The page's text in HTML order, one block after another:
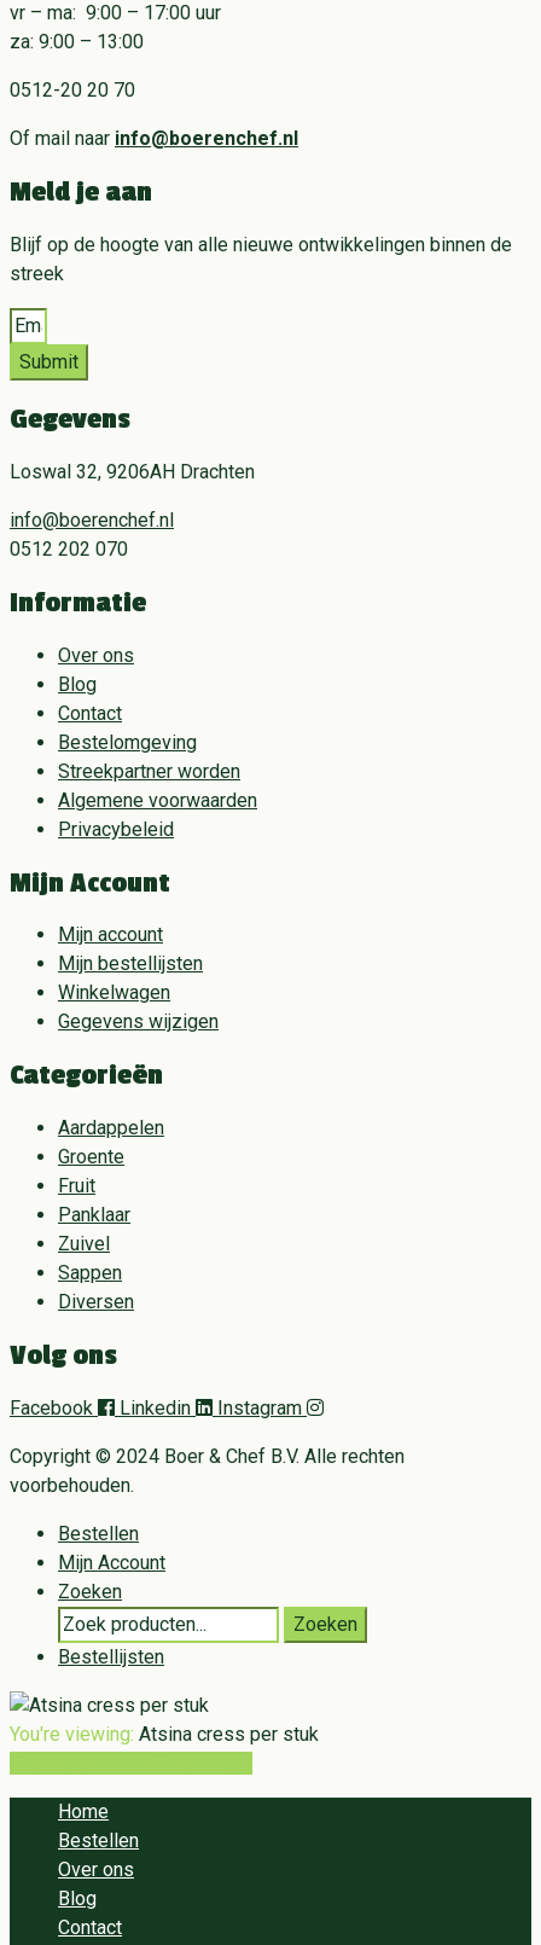
vr – ma: 9:00 – 17:00 uur
za: 9:00 – 13:00
0512-20 20 70
Of mail naar info@boerenchef.nl
Meld je aan
Blijf op de hoogte van alle nieuwe ontwikkelingen binnen de
streek
Submit
Gegevens
Loswal 32, 9206AH Drachten
info@boerenchef.nl
0512 202 070
Informatie
Over ons
Blog
Contact
Bestelomgeving
Streekpartner worden
Algemene voorwaarden
Privacybeleid
Mijn Account
Mijn account
Mijn bestellijsten
Winkelwagen
Gegevens wijzigen
Categorieën
Aardappelen
Groente
Fruit
Panklaar
Zuivel
Sappen
Diversen
Volg ons
Facebook Linkedin Instagram
Copyright © 2024 Boer & Chef B.V. Alle rechten
voorbehouden.
Bestellen
Mijn Account
Zoeken
Search
for:
Zoeken
Bestellijsten
You're viewing: Atsina cress per stuk
Home
Bestellen
Over ons
Blog
Contact